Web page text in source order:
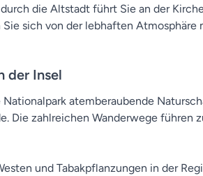
die Altstadt führt Sie an der
sich von der lebhaften
der Insel
atemberaubende
Die zahlreichen Wanderwege führen
und Tabakpflanzungen in der